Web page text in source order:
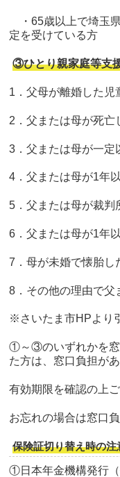
・65歳以上で埼玉
定を受けている方
③ひとり親家庭等支
1．父母が離婚した児
2．父または母が死亡
3．父または母が一定
4．父または母が1年
5．父または母が裁判
6．父または母が1年
7．母が未婚で懐胎し
8．その他の理由で父
※さいたま市HPより
①～③のいずれかを窓
た方は、窓口負担があ
有効期限を確認の上
お忘れの場合は窓口
保険証切り替え時の注
①日本年金機構発行